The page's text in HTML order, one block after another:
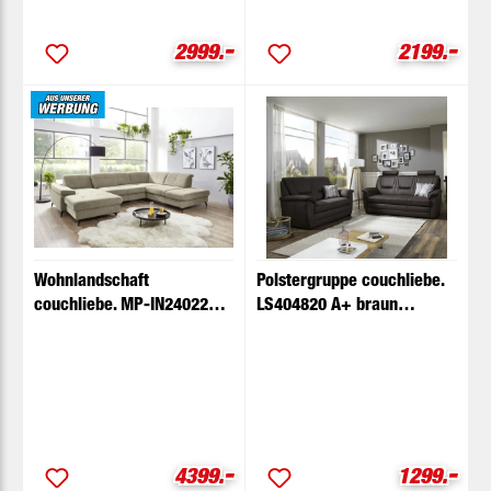
Verkaufspreis:
2999.- 2199.-
Wohnlandschaft
couchliebe. MP-IN24022
Verkaufspreis:
4399.-
Polstergruppe couchliebe.
LS404820 A+ braun
1299.-